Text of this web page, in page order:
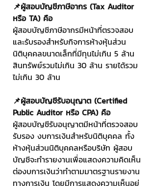
📌ผู้สอบบัญชีภาษีอากร (Tax Auditor
หรือ TA) คือ
ผู้สอบบัญชีภาษีอากรมีหน้าที่ตรวจสอบ
และรับรองสำหรับกิจการห้างหุ้นส่วน
นิติบุคคลขนาดเล็กที่มีทุนไม่เกิน 5 ล้าน
สินทรัพย์รวมไม่เกิน 30 ล้าน รายได้รวม
ไม่เกิน 30 ล้าน
📌ผู้สอบบัญชีรับอนุญาต (Certified
Public Auditor หรือ CPA) คือ
ผู้สอบบัญชีรับอนุญาตมีหน้าที่ตรวจสอบ
รับรอง งบการเงินสำหรับนิติบุคคล ทั้ง
ห้างหุ้นส่วนนิติบุคคลหรือบริษัท ผู้สอบ
บัญชีจะทำรายงานเพื่อแสดงความคิดเห็น
ต่องบการเงินว่าทำตามมาตรฐานรายงาน
ทางการเงิน โดยมีการแสดงความเห็นอยู่